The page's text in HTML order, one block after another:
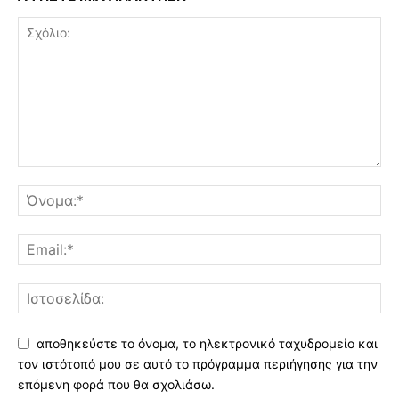
αποθηκεύστε το όνομα, το ηλεκτρονικό ταχυδρομείο και
τον ιστότοπό μου σε αυτό το πρόγραμμα περιήγησης για την
επόμενη φορά που θα σχολιάσω.